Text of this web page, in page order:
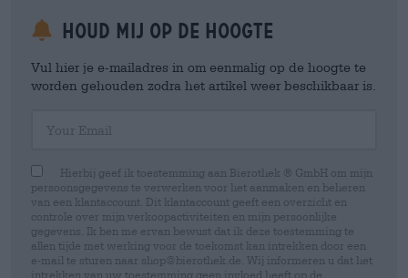
Houd mij op de hoogte
Vul hier je e-mailadres in om eenmalig op de hoogte te
worden gehouden zodra het artikel weer beschikbaar is.
Hierbij geef ik toestemming aan Bierothek ® GmbH om mijn
persoonsgegevens te verwerken voor het aanmaken en beheren
van een klantaccount. Dit klantaccount geeft een overzicht en
controle over mijn verkoopactiviteiten en mijn persoonlijke
gegevens. Ik ben me ervan bewust dat ik deze toestemming te
allen tijde met werking voor de toekomst kan intrekken door een
e-mail te sturen naar shop@bierothek.de. Wij informeren u dat het
intrekken van uw toestemming geen invloed heeft op de